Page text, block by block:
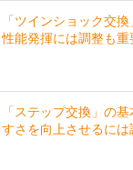
「ツインショック交
性能発揮には調整も重
「ステップ交換」の
すさを向上させるには